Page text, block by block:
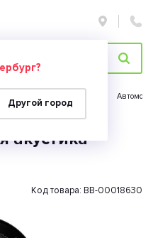
Другой город
акустика
Код товара: BB-00018630